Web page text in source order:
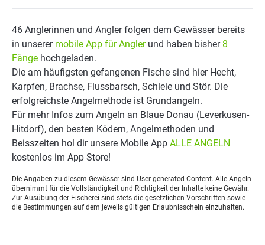
46 Anglerinnen und Angler folgen dem Gewässer bereits
in unserer mobile App für Anglerund haben bisher 8
Fänge hochgeladen.
Die am häufigsten gefangenen Fische sind hier Hecht,
Karpfen, Brachse, Flussbarsch, Schleie und Stör. Die
erfolgreichste Angelmethode ist Grundangeln.
Für mehr Infos zum Angeln an Blaue Donau (Leverkusen-
Hitdorf), den besten Ködern, Angelmethoden und
Beisszeiten hol dir unsere Mobile App ALLE ANGELN
kostenlos im App Store!
Die Angaben zu diesem Gewässer sind User generated Content. Alle Angeln
übernimmt für die Vollständigkeit und Richtigkeit der Inhalte keine Gewähr.
Zur Ausübung der Fischerei sind stets die gesetzlichen Vorschriften sowie
die Bestimmungen auf dem jeweils gültigen Erlaubnisschein einzuhalten.